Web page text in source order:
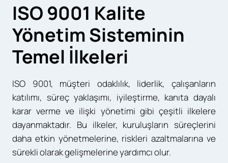
ISO 9001 Kalite
Yönetim Sisteminin
Temel İlkeleri
ISO 9001, müşteri odaklılık, liderlik, çalışanların
katılımı, süreç yaklaşımı, iyileştirme, kanıta dayalı
karar verme ve ilişki yönetimi gibi çeşitli ilkelere
dayanmaktadır. Bu ilkeler, kuruluşların süreçlerini
daha etkin yönetmelerine, riskleri azaltmalarına ve
sürekli olarak gelişmelerine yardımcı olur.